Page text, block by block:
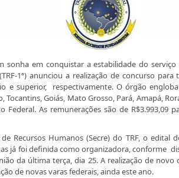
sonha em conquistar a estabilidade do
1ª) anunciou a realização de concurso
e superior, respectivamente. O órgão
Tocantins, Goiás, Mato Grosso, Pará, Amapá,
Federal. As remunerações são de R$3.993,09
Recursos Humanos (Secre) do TRF, o edital
já foi definida como organizadora, conforme
da última terça, dia 25. A realização de
de novas varas federais, ainda este ano.